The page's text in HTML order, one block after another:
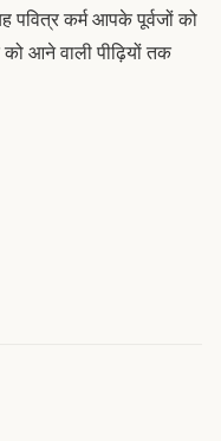
कर्म आपके पूर्वजों को
आने वाली पीढ़ियों तक